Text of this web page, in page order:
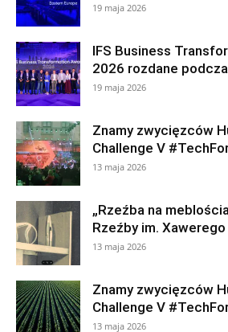
19 maja 2026
IFS Business
2026 rozdane
19 maja 2026
Znamy zwycięzców
Challenge V
13 maja 2026
„Rzeźba na
Rzeźby im.
13 maja 2026
Znamy zwycięzców
Challenge V
13 maja 2026